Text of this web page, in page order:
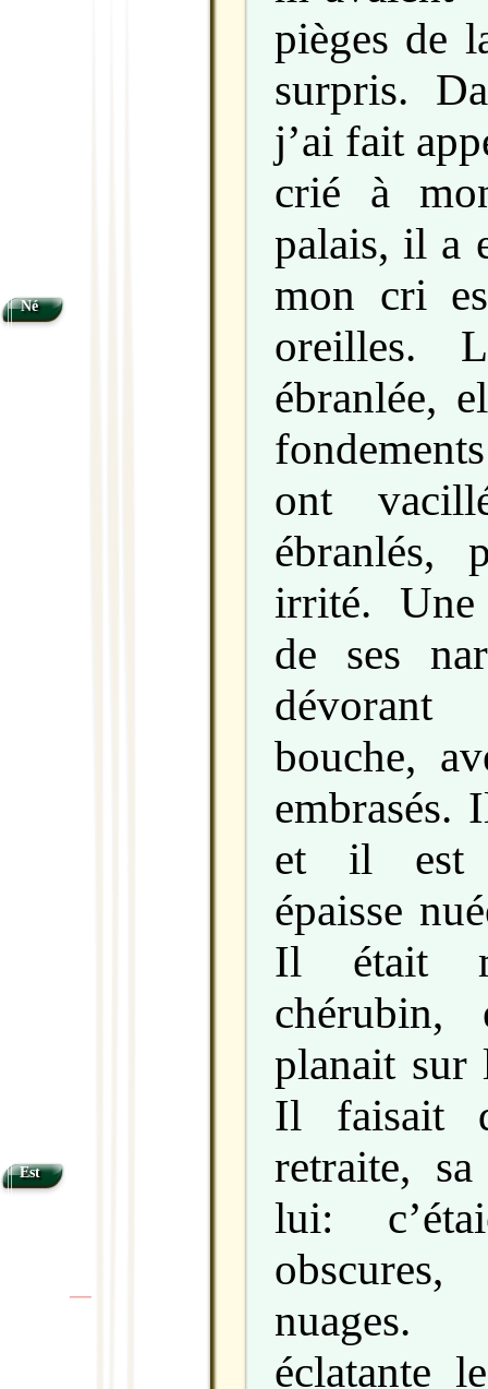
pièges de
surpris.
j’ai fait
crié à
palais, il a
mon cri
oreilles.
ébranlée,
ont
ébranlés,
irrité. Une
de ses
bouche,
embrasés.
et il est
épaisse
Il était
planait sur
Il faisait
retraite,
lui:
éclatante
Né
Est